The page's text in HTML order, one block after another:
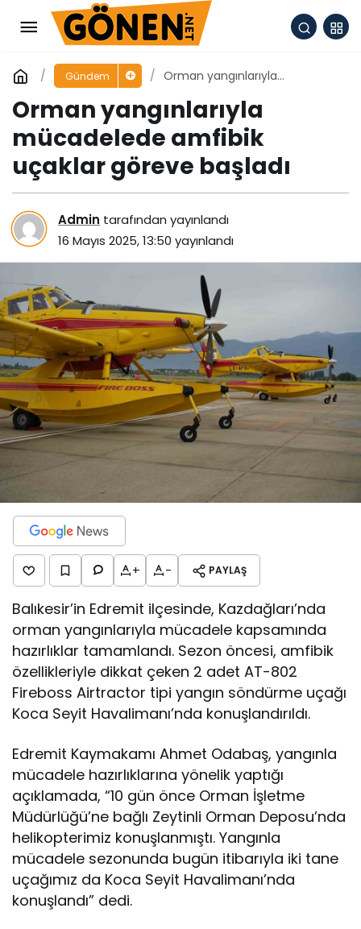
Gündem
Orman yangınlarıyla
göreve başladı
Orman yangınlarıyla
mücadelede amfibik
uçaklar göreve başladı
Admin tarafından yayınlandı
16 Mayıs 2025, 13:50 yayınlandı
+ - PAYLAŞ
Balıkesir’in Edremit ilçesinde, Kazdağları’nda
orman yangınlarıyla mücadele kapsamında
hazırlıklar tamamlandı. Sezon öncesi, amfibik
özellikleriyle dikkat çeken 2 adet AT-802
Fireboss Airtractor tipi yangın söndürme uçağı
Koca Seyit Havalimanı’nda konuşlandırıldı.
Edremit Kaymakamı Ahmet Odabaş, yangınla
mücadele hazırlıklarına yönelik yaptığı
açıklamada, “10 gün önce Orman İşletme
Müdürlüğü’ne bağlı Zeytinli Orman Deposu’nda
helikopterimiz konuşlanmıştı. Yangınla
mücadele sezonunda bugün itibarıyla iki tane
uçağımız da Koca Seyit Havalimanı’nda
konuşlandı” dedi.